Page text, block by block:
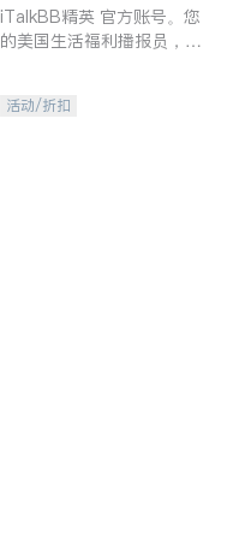
iTalkBB精英 官方账号。您
的美国生活福利播报员，精
专属福利。
活动/折扣